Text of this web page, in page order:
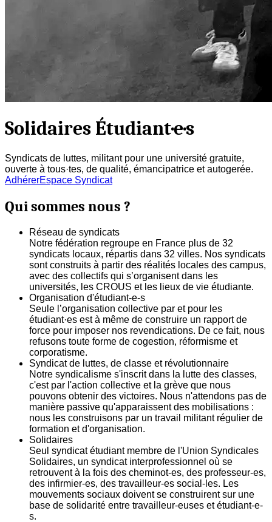
Solidaires Étudiant·e·s
Syndicats de luttes, militant pour une université gratuite,
ouverte à tous·tes, de qualité, émancipatrice et autogerée.
AdhérerEspace Syndicat
Qui sommes nous ?
Réseau de syndicats
Notre fédération regroupe en France plus de 32
syndicats locaux, répartis dans 32 villes. Nos syndicats
sont construits à partir des réalités locales des campus,
avec des collectifs qui s’organisent dans les
universités, les CROUS et les lieux de vie étudiante.
Organisation d'étudiant-e-s
Seule l’organisation collective par et pour les
étudiant·es est à même de construire un rapport de
force pour imposer nos revendications. De ce fait, nous
refusons toute forme de cogestion, réformisme et
corporatisme.
Syndicat de luttes, de classe et révolutionnaire
Notre syndicalisme s'inscrit dans la lutte des classes,
c'est par l'action collective et la grève que nous
pouvons obtenir des victoires. Nous n'attendons pas de
manière passive qu'apparaissent des mobilisations :
nous les construisons par un travail militant régulier de
formation et d'organisation.
Solidaires
Seul syndicat étudiant membre de l'Union Syndicales
Solidaires, un syndicat interprofessionnel où se
retrouvent à la fois des cheminot-es, des professeur-es,
des infirmier-es, des travailleur-es social-les. Les
mouvements sociaux doivent se construirent sur une
base de solidarité entre travailleur-euses et étudiant-e-
s.